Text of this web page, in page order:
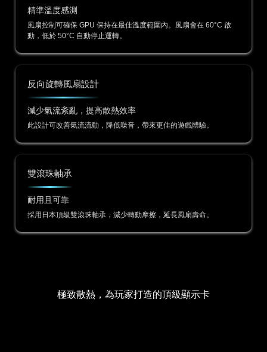
精準溫度感測
風扇控制可確保 GPU 保持在最佳溫度範圍內。風扇會在 60°C 啟
動，低於 50°C 自動停止運轉。
反向旋轉風扇設計
減少氣流紊亂，提高散熱效率
此設計可改善氣流流動，降低噪音，帶來更佳的遊戲體驗。
雙滾珠軸承
耐用且可靠
採用日本頂級雙滾珠軸承，減少轉動摩擦，延長風扇壽命。
極致散熱，為玩家打造的頂級顯示卡